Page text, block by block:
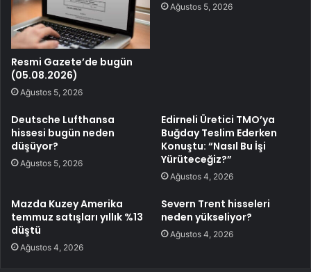
Resmi Gazete’de bugün
(05.08.2026)
Ağustos 5, 2026
Ağustos 5, 2026
Deutsche Lufthansa
hissesi bugün neden
düşüyor?
Ağustos 5, 2026
Edirneli Üretici TMO’ya
Buğday Teslim Ederken
Konuştu: “Nasıl Bu İşi
Yürüteceğiz?”
Ağustos 4, 2026
Mazda Kuzey Amerika
temmuz satışları yıllık %13
düştü
Ağustos 4, 2026
Severn Trent hisseleri
neden yükseliyor?
Ağustos 4, 2026